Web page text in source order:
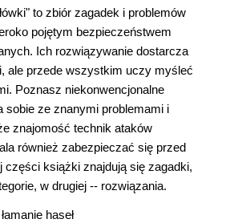
to zbiór zagadek i problemów
pojętym bezpieczeństwem
Ich rozwiązywanie dostarcza
ale przede wszystkim uczy myśleć
Poznasz niekonwencjonalne
sobie ze znanymi problemami i
znajomość technik ataków
również zabezpieczać się przed
części książki znajdują się zagadki,
w drugiej -- rozwiązania.
haseł